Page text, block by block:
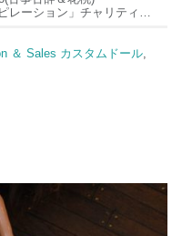
ャリティオークション（その２）
＆ Sales カスタムドール